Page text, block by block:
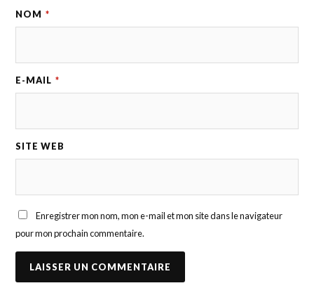
NOM *
E-MAIL *
SITE WEB
Enregistrer mon nom, mon e-mail et mon site dans le navigateur
pour mon prochain commentaire.